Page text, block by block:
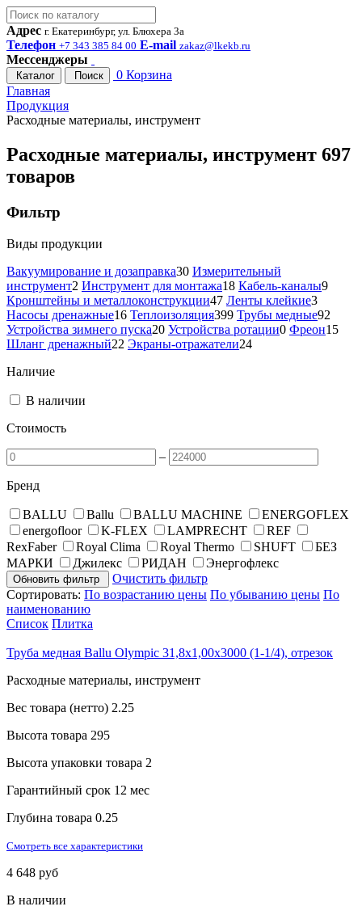
Адрес г. Екатеринбург, ул. Блюхера 3а
Телефон +7 343 385 84 00 E-mail zakaz@lkekb.ru
Мессенджеры
Каталог Поиск 0 Корзина
Главная
Продукция
Расходные материалы, инструмент
Расходные материалы, инструмент 697
товаров
Фильтр
Виды продукции
Вакуумирование и дозаправка30 Измерительный
инструмент2 Инструмент для монтажа18 Кабель-каналы9
Кронштейны и металлоконструкции47 Ленты клейкие3
Насосы дренажные16 Теплоизоляция399 Трубы медные92
Устройства зимнего пуска20 Устройства ротации0 Фреон15
Шланг дренажный22 Экраны-отражатели24
Наличие
В наличии
Стоимость
–
Бренд
BALLU Ballu BALLU MACHINE
ENERGOFLEX
energofloor
K-FLEX LAMPRECHT
REF
RexFaber
Royal Clima Royal Thermo SHUFT
БЕЗ
МАРКИ
Джилекс РИДАН Энергофлекс
Обновить фильтр
Очистить фильтр
Сортировать: По возрастанию цены По убыванию цены По
наименованию
Список Плитка
Труба медная Ballu Olympic 31,8х1,00х3000 (1-1/4), отрезок
Расходные материалы, инструмент
Вес товара (нетто) 2.25
Высота товара 295
Высота упаковки товара 2
Гарантийный срок 12 мес
Глубина товара 0.25
Смотреть все характеристики
4 648 руб
В наличии